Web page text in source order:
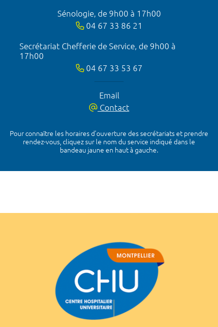
Sénologie, de 9h00 à 17h00
04 67 33 86 21
Secrétariat Chefferie de Service, de 9h00 à
17h00
04 67 33 53 67
Email
Contact
Pour connaître les horaires d’ouverture des secrétariats et prendre
rendez-vous, cliquez sur le nom du service indiqué dans le
bandeau jaune en haut à gauche.